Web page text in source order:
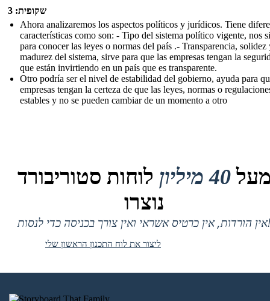
שקופית: 3
Ahora analizaremos los aspectos políticos y jurídicos. Tiene
características como son: - Tipo del sistema político vigente, nos
para conocer las leyes o normas del país .- Transparencia, solidez
madurez del sistema, sirve para que las empresas tengan la
que están invirtiendo en un país que es transparente.
Otro podría ser el nivel de estabilidad del gobierno, ayuda para
empresas tengan la certeza de que las leyes, normas o
estables y no se pueden cambiar de un momento a otro
40 מיליון
לוחות סטוריבורד
נוצרו
אין הורדות, אין כרטיס אשראי ואין צורך בכניסה כדי לנסות!
ליצור את לוח התכנון הראשון שלי